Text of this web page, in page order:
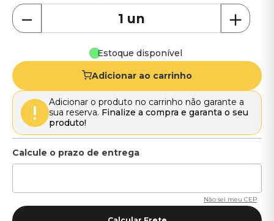
＋
－
Estoque disponível
Adicionar ao carrinho
Adicionar o produto no carrinho não garante a
sua reserva. Finalize a compra e garanta o seu
produto!
Não sei meu CEP